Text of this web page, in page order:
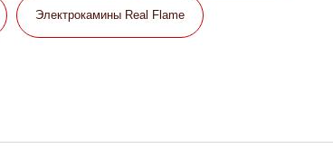
Электрокамины Real Flame